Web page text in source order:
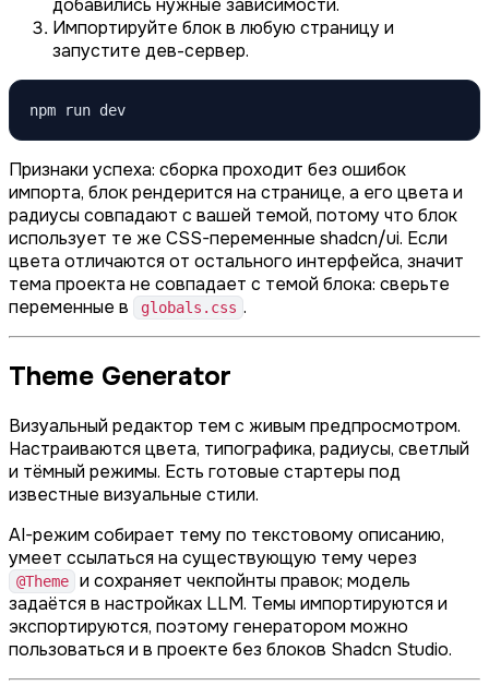
добавились нужные зависимости.
Импортируйте блок в любую страницу и
запустите дев-сервер.
npm run dev
Признаки успеха: сборка проходит без ошибок
импорта, блок рендерится на странице, а его цвета и
радиусы совпадают с вашей темой, потому что блок
использует те же CSS-переменные shadcn/ui. Если
цвета отличаются от остального интерфейса, значит
тема проекта не совпадает с темой блока: сверьте
переменные в
globals.css .
Theme Generator
Визуальный редактор тем с живым предпросмотром.
Настраиваются цвета, типографика, радиусы, светлый
и тёмный режимы. Есть готовые стартеры под
известные визуальные стили.
AI-режим собирает тему по текстовому описанию,
умеет ссылаться на существующую тему через
@Theme
и сохраняет чекпойнты правок; модель
задаётся в настройках LLM. Темы импортируются и
экспортируются, поэтому генератором можно
пользоваться и в проекте без блоков Shadcn Studio.